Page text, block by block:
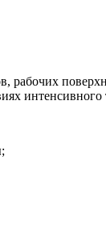
рабочих
интенсивного